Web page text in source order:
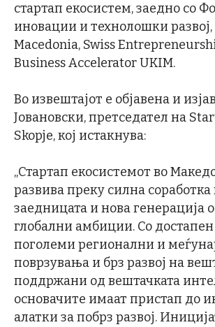
стартап екосистем, заедно со
иновации и технолошки
Macedonia, Swiss
Business Accelerator UKIM.
Во извештајот е објавена и
Јовановски, претседател на
Skopje, кој истакнува:
„Стартап екосистемот во
развива преку силна соработка
заедницата и нова генерација
глобални амбиции. Со достапен
поголеми регионални и
поврзувања и брз развој на
поддржани од вештачката
основачите имаат пристап до
алатки за побрз развој.